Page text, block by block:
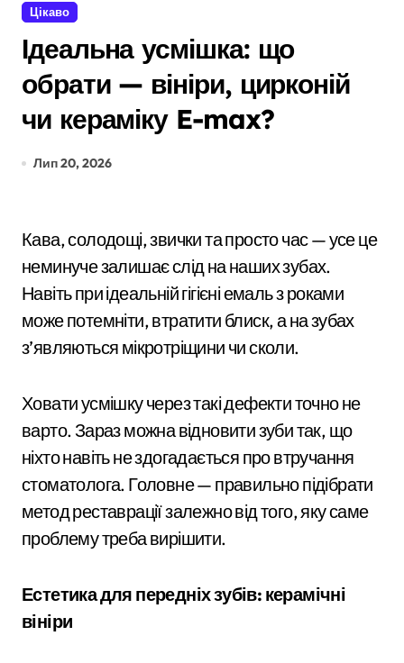
Цікаво
Ідеальна усмішка: що
обрати — вініри, цирконій
чи кераміку E-max?
Лип 20, 2026
Кава, солодощі, звички та просто час — усе це
неминуче залишає слід на наших зубах.
Навіть при ідеальній гігієні емаль з роками
може потемніти, втратити блиск, а на зубах
з’являються мікротріщини чи сколи.
Ховати усмішку через такі дефекти точно не
варто. Зараз можна відновити зуби так, що
ніхто навіть не здогадається про втручання
стоматолога. Головне — правильно підібрати
метод реставрації залежно від того, яку саме
проблему треба вирішити.
Естетика для передніх зубів: керамічні
вініри